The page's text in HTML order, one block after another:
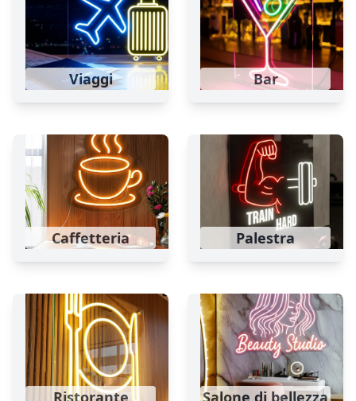
Viaggi Bar
Caffetteria Palestra
Ristorante Salone di bellezza